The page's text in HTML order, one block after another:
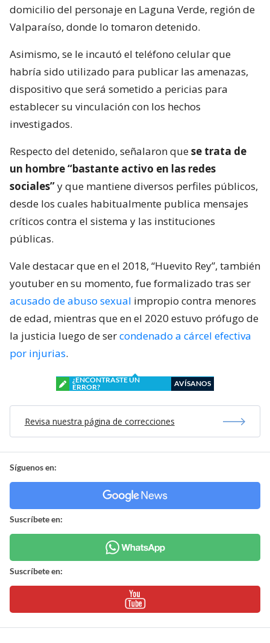
domicilio del personaje en Laguna Verde, región de
Valparaíso, donde lo tomaron detenido.
Asimismo, se le incautó el teléfono celular que
habría sido utilizado para publicar las amenazas,
dispositivo que será sometido a pericias para
establecer su vinculación con los hechos
investigados.
Respecto del detenido, señalaron quese trata de
un hombre “bastante activo en las redes
sociales”y que mantiene diversos perfiles públicos,
desde los cuales habitualmente publica mensajes
críticos contra el sistema y las instituciones
públicas.
Vale destacar que en el 2018, “Huevito Rey”, también
youtuber en su momento, fue formalizado tras ser
acusado de abuso sexual impropio contra menores
de edad, mientras que en el 2020 estuvo prófugo de
la justicia luego de sercondenado a cárcel efectiva
por injurias.
¿ENCONTRASTE UN
ERROR?
AVÍSANOS
Revisa nuestra página de correcciones
Síguenos en:
Suscríbete en:
Suscríbete en: